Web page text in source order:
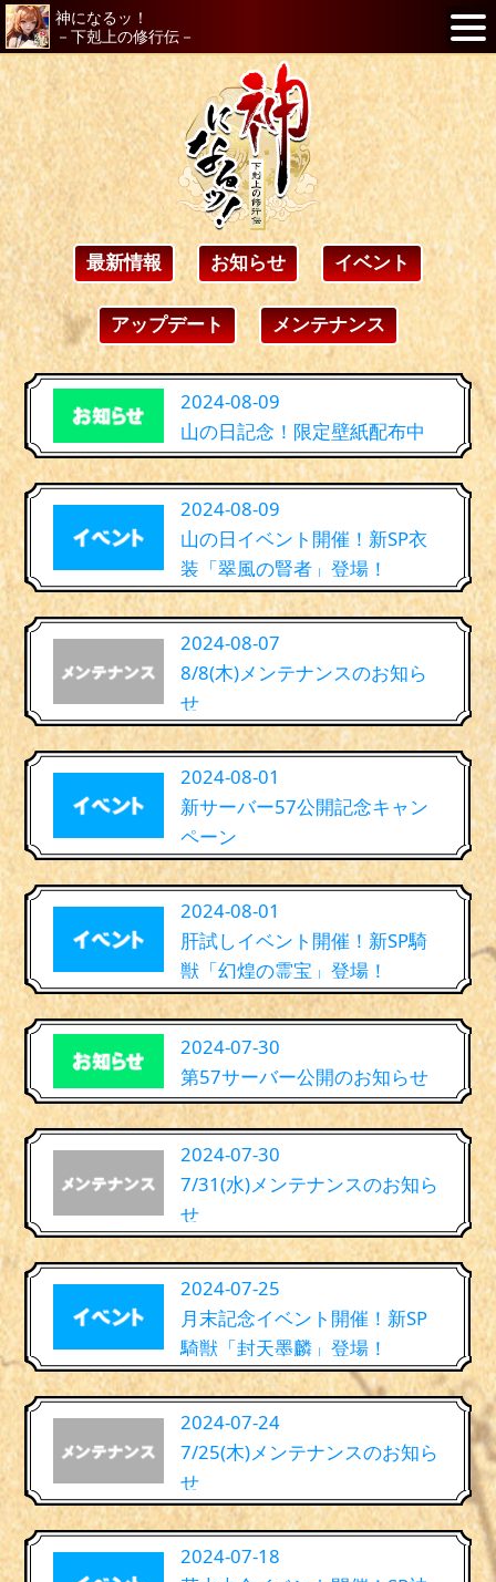
神になるッ！
－下剋上の修行伝－
最新情報 お知らせ イベント
アップデート メンテナンス
2024-08-09
山の日記念！限定壁紙配布中
2024-08-09
山の日イベント開催！新SP衣
装「翠風の賢者」登場！
2024-08-07
8/8(木)メンテナンスのお知ら
せ
2024-08-01
新サーバー57公開記念キャン
ペーン
2024-08-01
肝試しイベント開催！新SP騎
獣「幻煌の霊宝」登場！
2024-07-30
第57サーバー公開のお知らせ
2024-07-30
7/31(水)メンテナンスのお知ら
せ
2024-07-25
月末記念イベント開催！新SP
騎獣「封天墨麟」登場！
2024-07-24
7/25(木)メンテナンスのお知ら
せ
2024-07-18